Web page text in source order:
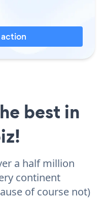
best in
a half million
continent
of course not)